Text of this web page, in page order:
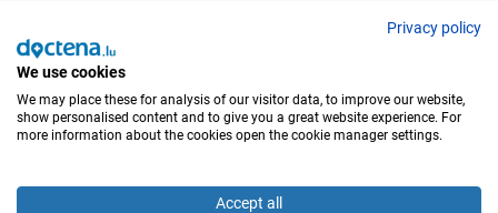
Privacy policy
We use cookies
We may place these for analysis of our visitor data, to improve our website,
show personalised content and to give you a great website experience. For
more information about the cookies open the cookie manager settings.
Accept all